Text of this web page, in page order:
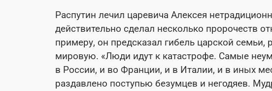
Распутин лечил царевича Алексея
действительно сделал несколько пророчеств
примеру, он предсказал гибель царской
мировую. «Люди идут к катастрофе. Самые
в России, и во Франции, и в Италии, и в иных
раздавлено поступью безумцев и негодяев.